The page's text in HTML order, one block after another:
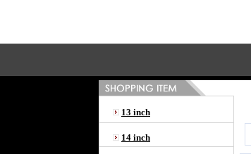
13 inch
14 inch